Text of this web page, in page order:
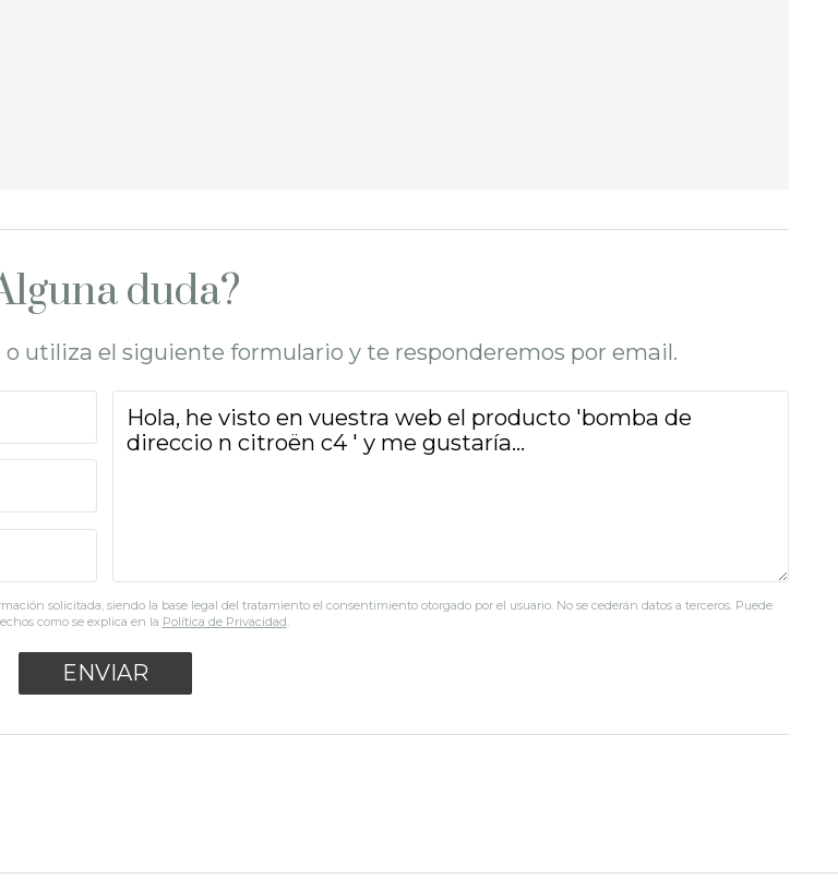
duda?
o utiliza el siguiente formulario y te responderemos por email.
solicitada, siendo la base legal del tratamiento el consentimiento otorgado por el usuario. No se cederán datos a terceros. Puede
como se explica en la Política de Privacidad.